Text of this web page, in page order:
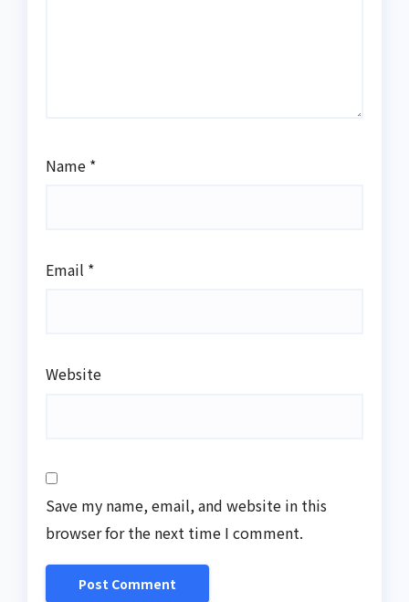
Name *
Email *
Website
Save my name, email, and website in this
browser for the next time I comment.